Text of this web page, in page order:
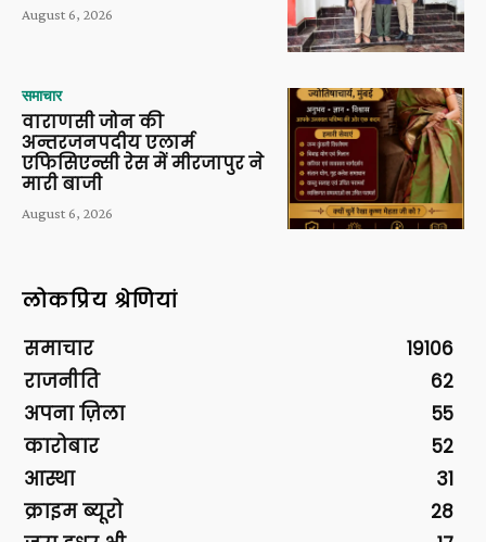
August 6, 2026
समाचार
वाराणसी जोन की
अन्तरजनपदीय एलार्म
एफिसिएन्सी रेस में मीरजापुर ने
मारी बाजी
August 6, 2026
लोकप्रिय श्रेणियां
समाचार
19106
राजनीति
62
अपना ज़िला
55
कारोबार
52
आस्था
31
क्राइम ब्यूरो
28